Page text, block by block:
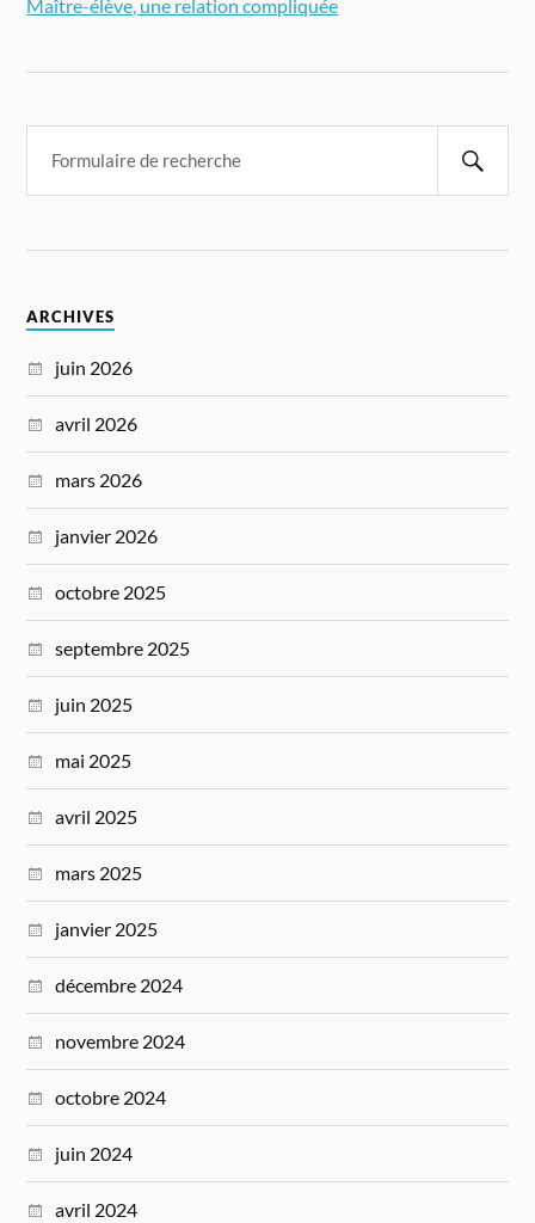
Maître-élève, une relation compliquée
ARCHIVES
juin 2026
avril 2026
mars 2026
janvier 2026
octobre 2025
septembre 2025
juin 2025
mai 2025
avril 2025
mars 2025
janvier 2025
décembre 2024
novembre 2024
octobre 2024
juin 2024
avril 2024